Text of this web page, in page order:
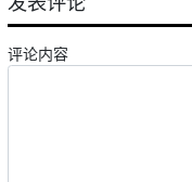
评论内容